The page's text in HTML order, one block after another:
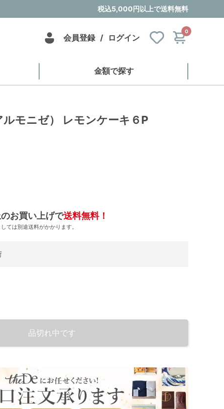
税込5,000円以上で送料無料
会員登録 / ログイン
0
金額で探す
ルモニゼ） レモンケーキ６P
のお買い上げで送料無料！
ては別途送料がかかります。
品切れ中です